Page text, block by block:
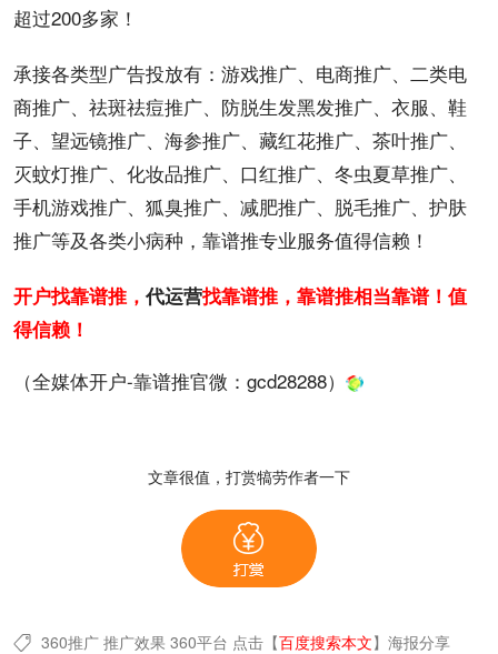
超过200多家！
承接各类型广告投放有： 游戏推广、 电商推广、 二类电
商推广、 祛斑祛痘推广、防脱生发黑发推广、衣服、鞋
子、望远镜推广、 海参推广、藏红花推广、茶叶推广、
灭蚊灯推广、 化妆品推广、口红推广、冬虫夏草推广、
手机游戏推广、 狐臭推广、 减肥推广、脱毛推广、护肤
推广等及各类小病种 ， 靠谱推专业服务值得信赖！
开户找靠谱推， 代运营找靠谱推，靠谱推相当靠谱！值
得信赖！
（全媒体开户-靠谱推官微： gcd28288）
文章很值，打赏犒劳作者一下
 360推广 推广效果 360平台 点击【百度搜索本文】 海报分享